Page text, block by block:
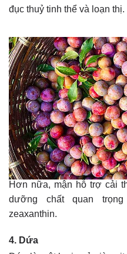
đục thuỷ tinh thể và loạn thị.
Hơn nữa, mận hỗ trợ cải
dưỡng chất quan
zeaxanthin.
4. Dứa